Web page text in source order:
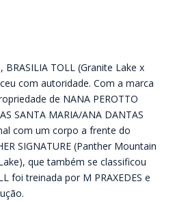
TOLL (Granite Lake x
com autoridade. Com a marca
de NANA PEROTTO
SANTA MARIA/ANA DANTAS
com um corpo a frente do
SIGNATURE (Panther Mountain
que também se classificou
foi treinada por M PRAXEDES e